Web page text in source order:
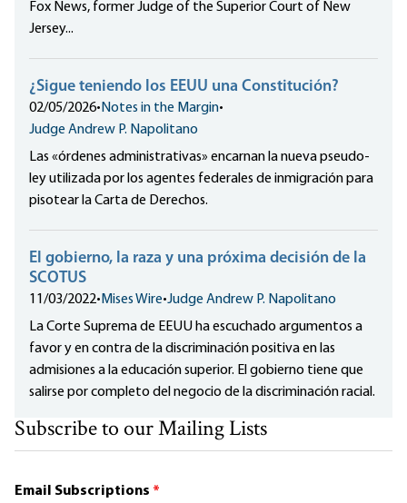
Fox News, former Judge of the Superior Court of New
Jersey...
¿Sigue teniendo los EEUU una Constitución?
02/05/2026• Notes in the Margin•
Judge Andrew P. Napolitano
Las «órdenes administrativas» encarnan la nueva pseudo-
leyutilizada por los agentes federales de inmigración para
pisotear la Carta de Derechos.
El gobierno, la raza y una próxima decisión de la
SCOTUS
11/03/2022• Mises Wire•Judge Andrew P. Napolitano
La Corte Suprema de EEUU ha escuchado argumentos a
favor y en contra de la discriminación positiva en las
admisiones a la educación superior. El gobierno tiene que
salirse por completo del negocio de la discriminación racial.
Subscribe to our Mailing Lists
Email Subscriptions *